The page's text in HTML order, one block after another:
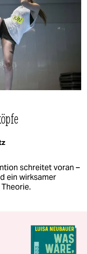
schreitet voran –
ein wirksamer